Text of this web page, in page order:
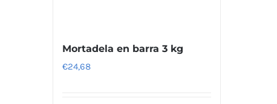
Mortadela en barra 3 kg
€24,68